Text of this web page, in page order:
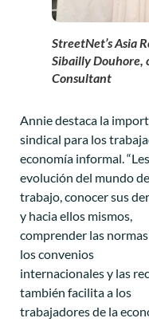
StreetNet’s Asia
Sibailly Douhore,
Consultant
Annie destaca la
sindical para los
economía informal.
evolución del mundo
trabajo, conocer sus
y hacia ellos mismos,
comprender las
los convenios
internacionales y las
también facilita a los
trabajadores de la